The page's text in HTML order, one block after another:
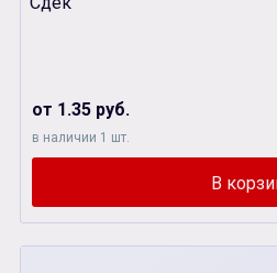
от 1.35 руб.
в наличии 1 шт.